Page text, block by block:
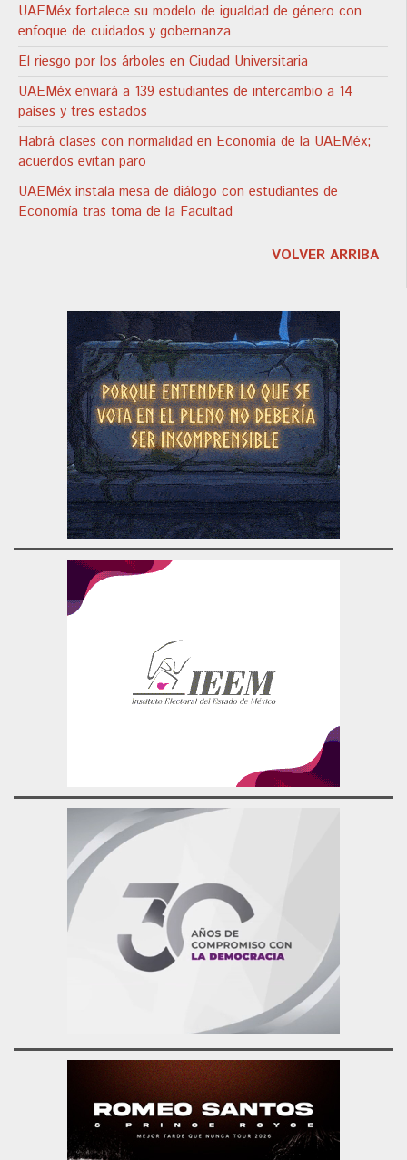
UAEMéx fortalece su modelo de igualdad de género con
enfoque de cuidados y gobernanza
El riesgo por los árboles en Ciudad Universitaria
UAEMéx enviará a 139 estudiantes de intercambio a 14
países y tres estados
Habrá clases con normalidad en Economía de la UAEMéx;
acuerdos evitan paro
UAEMéx instala mesa de diálogo con estudiantes de
Economía tras toma de la Facultad
VOLVER ARRIBA